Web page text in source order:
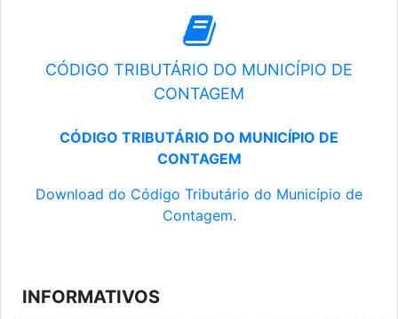
CÓDIGO TRIBUTÁRIO DO MUNICÍPIO DE
CONTAGEM
CÓDIGO TRIBUTÁRIO DO MUNICÍPIO DE
CONTAGEM
Download do Código Tributário do Município de
Contagem.
INFORMATIVOS